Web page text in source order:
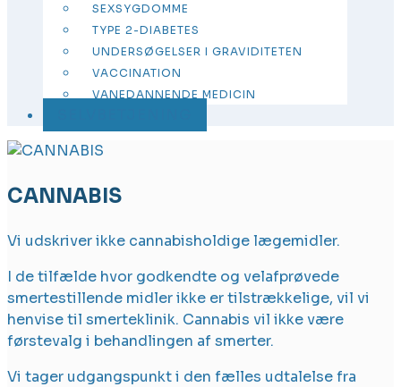
SEXSYGDOMME
TYPE 2-DIABETES
UNDERSØGELSER I GRAVIDITETEN
VACCINATION
VANEDANNENDE MEDICIN
CANNABIS
Vi udskriver ikke cannabisholdige lægemidler.
I de tilfælde hvor godkendte og velafprøvede
smertestillende midler ikke er tilstrækkelige, vil vi
henvise til smerteklinik. Cannabis vil ikke være
førstevalg i behandlingen af smerter.
Vi tager udgangspunkt i den fælles udtalelse fra